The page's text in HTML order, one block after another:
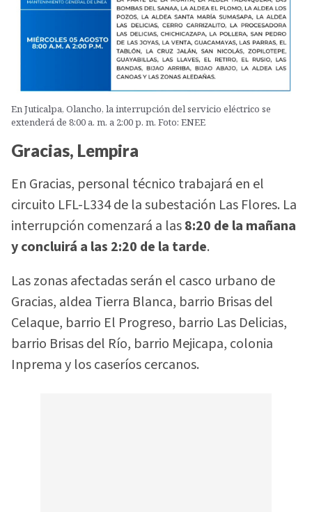
En Juticalpa, Olancho, la interrupción del servicio eléctrico se
extenderá de 8:00 a. m. a 2:00 p. m. Foto: ENEE
Gracias, Lempira
En Gracias, personal técnico trabajará en el
circuito LFL-L334 de la subestación Las Flores. La
interrupción comenzará a las8:20 de la mañana
y concluirá a las 2:20 de la tarde.
Las zonas afectadas serán el casco urbano de
Gracias, aldea Tierra Blanca, barrio Brisas del
Celaque, barrio El Progreso, barrio Las Delicias,
barrio Brisas del Río, barrio Mejicapa, colonia
Inprema y los caseríos cercanos.